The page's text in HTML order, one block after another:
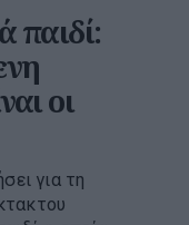
παιδί:
οι
για τη